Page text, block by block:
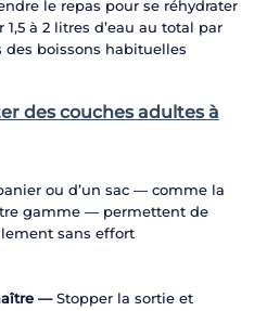
le repas pour se réhydrater
1,5 à 2 litres d’eau au total par
boissons habituelles
des couches adultes à
ou d’un sac — comme la
gamme — permettent de
sans effort
— Stopper la sortie et